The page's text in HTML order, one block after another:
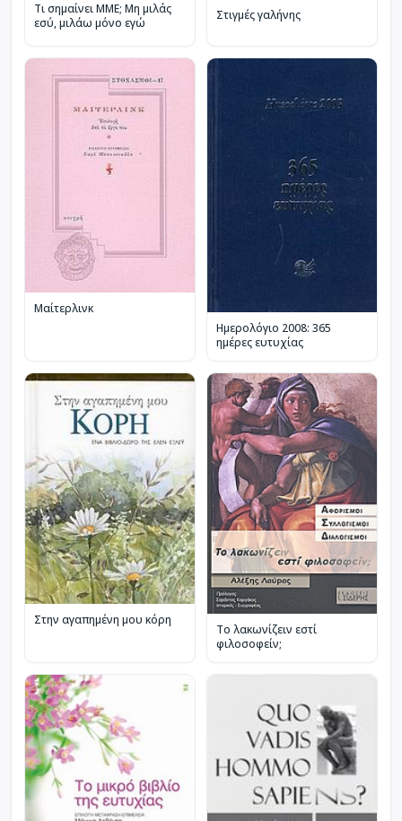
Τι σημαίνει ΜΜΕ; Μη μιλάς
εσύ, μιλάω μόνο εγώ
Στιγμές γαλήνης
Μαίτερλινκ
Ημερολόγιο 2008: 365
ημέρες ευτυχίας
Στην αγαπημένη μου κόρη
Το λακωνίζειν εστί
φιλοσοφείν;